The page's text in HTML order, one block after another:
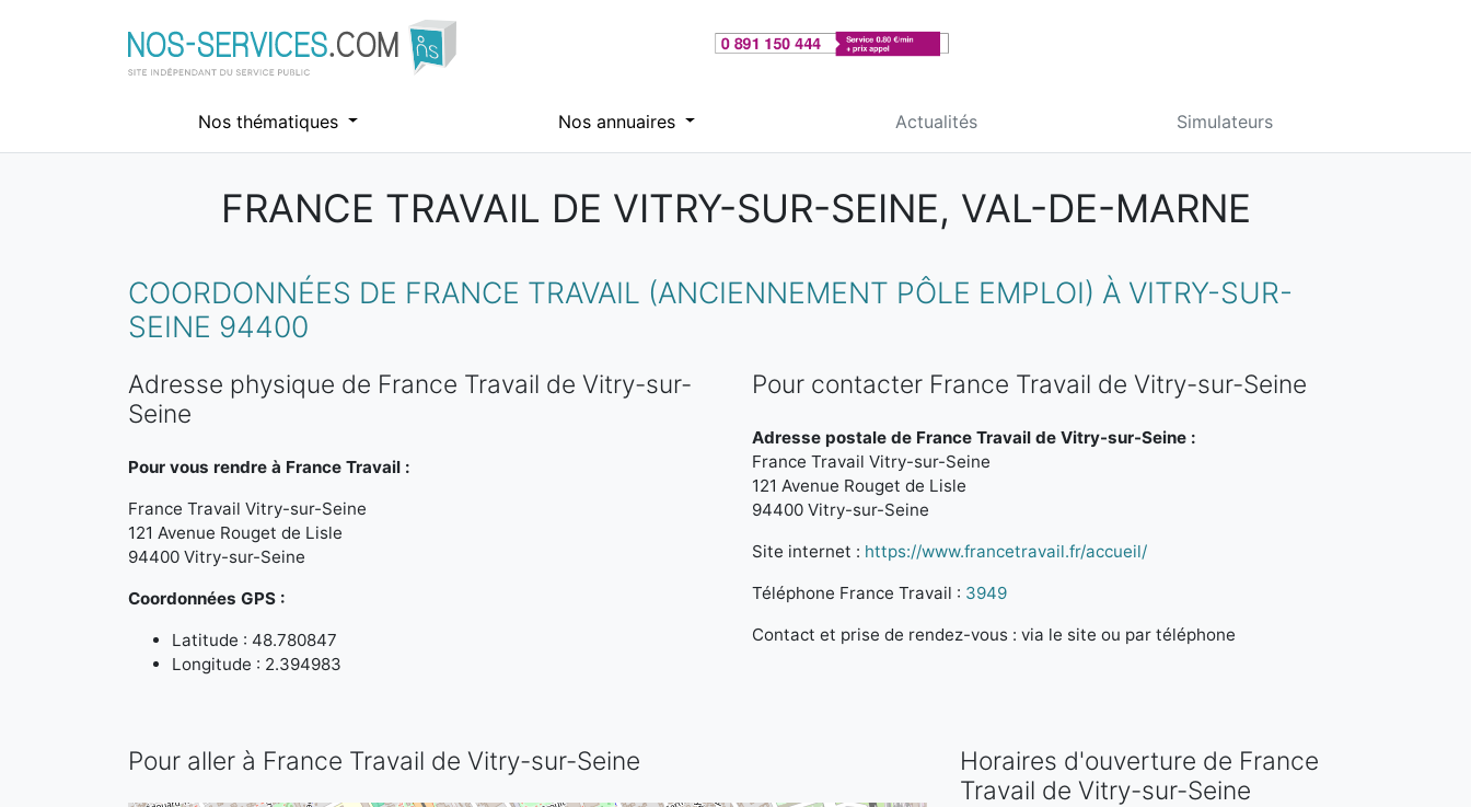
Nos thématiques Nos annuaires Actualités Simulateurs
FRANCE TRAVAIL DE VITRY-SUR-SEINE, VAL-DE-MARNE
COORDONNÉES DE FRANCE TRAVAIL (ANCIENNEMENT PÔLE EMPLOI) À VITRY-SUR-
SEINE 94400
Adresse physique de France Travail de Vitry-sur-
Seine
Pour vous rendre à France Travail :
France Travail Vitry-sur-Seine
121 Avenue Rouget de Lisle
94400 Vitry-sur-Seine
Coordonnées GPS :
Latitude : 48.780847
Longitude : 2.394983
Pour contacter France Travail de Vitry-sur-Seine
Adresse postale de France Travail de Vitry-sur-Seine :
France Travail Vitry-sur-Seine
121 Avenue Rouget de Lisle
94400 Vitry-sur-Seine
Site internet : https://www.francetravail.fr/accueil/
Téléphone France Travail : 3949
Contact et prise de rendez-vous : via le site ou par téléphone
Pour aller à France Travail de Vitry-sur-Seine
Horaires d'ouverture de France
Travail de Vitry-sur-Seine